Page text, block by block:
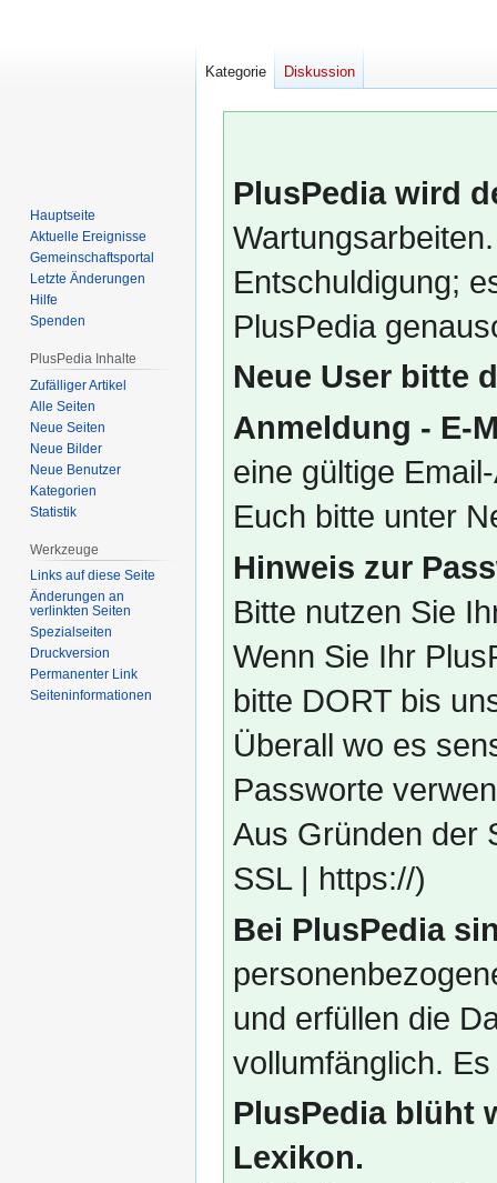
PlusPedia wird
Entschuldigung;
PlusPedia
Neue User bitte
Anmeldung - E-
eine gültige
Euch bitte unter
Hinweis zur
Bitte nutzen Sie
Wenn Sie Ihr
bitte DORT bis
Überall wo es
Passworte
Aus Gründen der
SSL | https://)
Bei PlusPedia
und erfüllen die
vollumfänglich.
PlusPedia blüht
Lexikon.
Kategorie Diskussion
Hauptseite
Aktuelle Ereignisse
Gemeinschafts­portal
Letzte Änderungen
Hilfe
Spenden
PlusPedia Inhalte
Zufälliger Artikel
Alle Seiten
Neue Seiten
Neue Bilder
Neue Benutzer
Kategorien
Statistik
Werkzeuge
Links auf diese Seite
Änderungen an
verlinkten Seiten
Spezialseiten
Druckversion
Permanenter Link
Seiten­­informationen